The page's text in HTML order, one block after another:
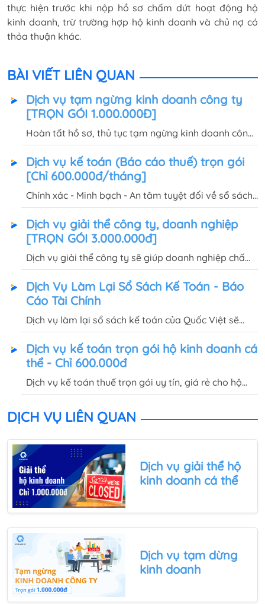
thực hiện trước khi nộp hồ sơ chấm dứt hoạt động hộ
kinh doanh, trừ trường hợp hộ kinh doanh và chủ nợ có
thỏa thuận khác.
BÀI VIẾT LIÊN QUAN
Dịch vụ tạm ngừng kinh doanh công ty
[TRỌN GÓI 1.000.000Đ]
Hoàn tất hồ sơ, thủ tục tạm ngừng kinh doanh công
ty cổ phần, TNHH... trong vòng 5-7 ngày khi sử dụng
dịch vụ tại Quốc Việt, chi phí trọn gói chỉ 1.000.000đ
Dịch vụ kế toán (Báo cáo thuế) trọn gói
[Chỉ 600.000đ/tháng]
Chính xác - Minh bạch - An tâm tuyệt đối về sổ sách,
báo cáo quý, báo cáo tài chính năm của doanh
nghiệp khi sử dụng dịch vụ kế toán trọn gói tại Quốc
Việt.
Dịch vụ giải thể công ty, doanh nghiệp
[TRỌN GÓI 3.000.000đ]
Dịch vụ giải thể công ty sẽ giúp doanh nghiệp chấm
dứt hoạt động một cách hợp pháp, nhanh chóng, với
chi phí trọn gói chỉ 3.000.000đ, cam kết không phát
sinh
Dịch Vụ Làm Lại Sổ Sách Kế Toán - Báo
Cáo Tài Chính
Dịch vụ làm lại sổ sách kế toán của Quốc Việt sẽ
giúp doanh nghiệp thiết lập lại sổ sách kế toán,
giảm thiểu rủi ro và hạn chế những khoản phạt
không đáng có.
Dịch vụ kế toán trọn gói hộ kinh doanh cá
thể - Chỉ 600.000đ
Dịch vụ kế toán thuế trọn gói uy tín, giá rẻ cho hộ
kinh doanh cá thể chỉ từ 600.000 đồng/tháng, cam
kết sổ sách, báo cáo được thực hiện chính xác, đúng
hạn.
DỊCH VỤ LIÊN QUAN
Dịch vụ giải thể hộ
kinh doanh cá thể
Dịch vụ tạm dừng
kinh doanh